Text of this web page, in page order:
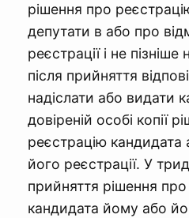
рішення про
депутати в або про
реєстрації і не
після прийняття
надіслати або видати
довіреній особі копії
реєстрацію кандидата
його реєстрації. У
прийняття рішення
кандидата йому або